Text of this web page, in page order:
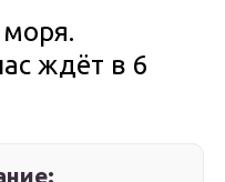
ждёт в 6